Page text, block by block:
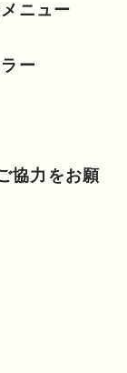
ニュー
ラー
協力をお願